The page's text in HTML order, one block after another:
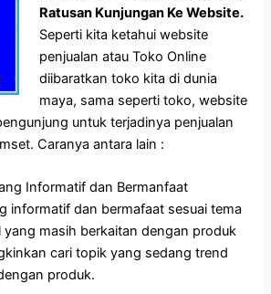
Ratusan Kunjungan Ke Website.
Seperti kita ketahui website
penjualan atau Toko Online
diibaratkan toko kita di dunia
maya, sama seperti toko, website
untuk terjadinya penjualan
Caranya antara lain :
Informatif dan Bermanfaat
informatif dan bermafaat sesuai tema
yang masih berkaitan dengan produk
cari topik yang sedang trend
produk.